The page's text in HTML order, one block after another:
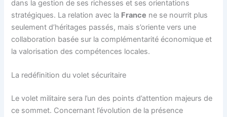
dans la gestion de ses richesses et ses orientations
stratégiques. La relation avec la France ne se nourrit plus
seulement d’héritages passés, mais s’oriente vers une
collaboration basée sur la complémentarité économique et
la valorisation des compétences locales.
La redéfinition du volet sécuritaire
Le volet militaire sera l’un des points d’attention majeurs de
ce sommet. Concernant l’évolution de la présence